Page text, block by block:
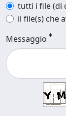
tutti i file (di
il file(s) che
Messaggio